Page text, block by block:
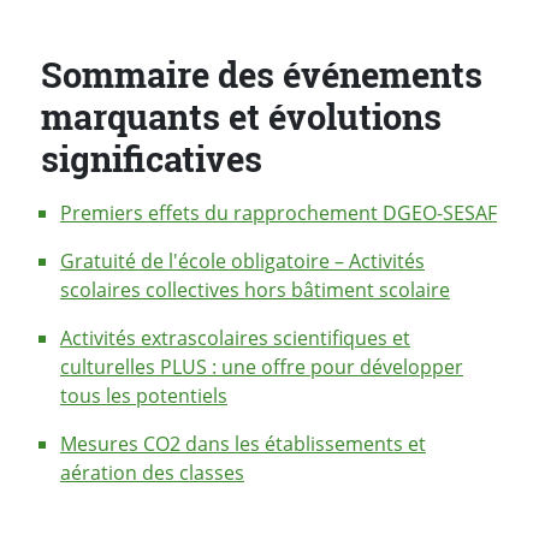
Sommaire des événements
marquants et évolutions
significatives
Premiers effets du rapprochement DGEO-SESAF
Gratuité de l'école obligatoire – Activités
scolaires collectives hors bâtiment scolaire
Activités extrascolaires scientifiques et
culturelles PLUS : une offre pour développer
tous les potentiels
Mesures CO2 dans les établissements et
aération des classes